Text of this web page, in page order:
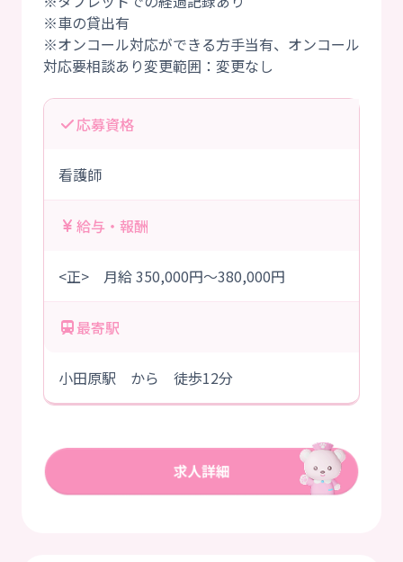
※車の貸出有
※オンコール対応ができる方手当有、オンコール
応募資格
看護師
給与・報酬
<正> 月給 350,000円～380,000円
最寄駅
小田原駅 から 徒歩12分